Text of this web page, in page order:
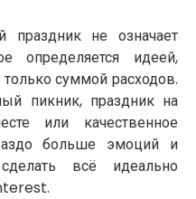
не означает
определяется идеей,
суммой расходов.
пикник, праздник на
или качественное
больше эмоций и
всё идеально